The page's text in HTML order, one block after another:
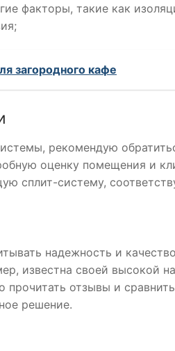
факторы, такие как
загородного кафе
рекомендую
оценку помещения и
сплит-систему,
надежность и
известна своей высокой
отзывы и
решение.